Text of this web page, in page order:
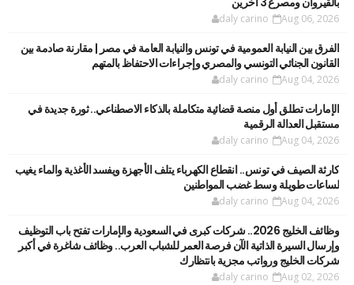
daly carino Aug 06, 2026
الفرق بين النيابة العمومية في تونس والنيابة العامة في مصر | مقارنة صادمة بين
القانون الجنائي التونسي والمصري وإجراءات الاحتفاظ بالمتهم
daly carino Aug 04, 2026
الإمارات تطلق أول منصة قضائية متكاملة بالذكاء الاصطناعي.. ثورة جديدة في
مستقبل العدالة الرقمية
daly carino Aug 04, 2026
كارثة الصيف في تونس.. انقطاع الكهرباء يتلف الأجهزة ويفسد الأغذية والماء يغيب
لساعات طويلة وسط غضب المواطنين
daly carino Aug 04, 2026
وظائف الخليج 2026.. شركات كبرى في السعودية والإمارات تفتح باب التوظيف
وإرسال السيرة الذاتية الآن فرصة العمر للشباب العرب.. وظائف شاغرة في أكبر
شركات الخليج ورواتب مجزية بانتظارك
daly carino Aug 02, 2026